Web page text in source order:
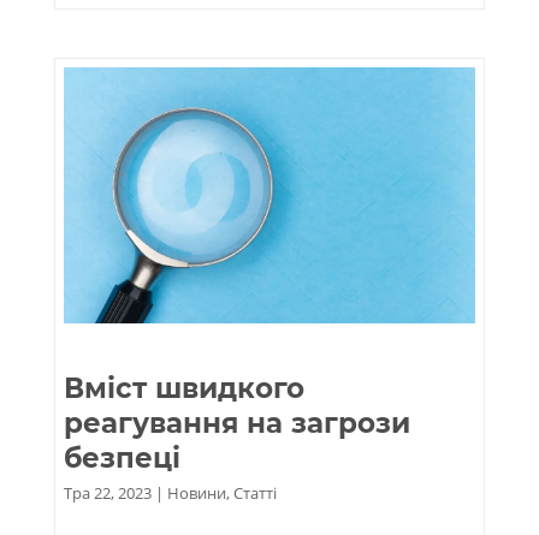
Вміст швидкого
реагування на загрози
безпеці
Тра 22, 2023| Новини,Статті